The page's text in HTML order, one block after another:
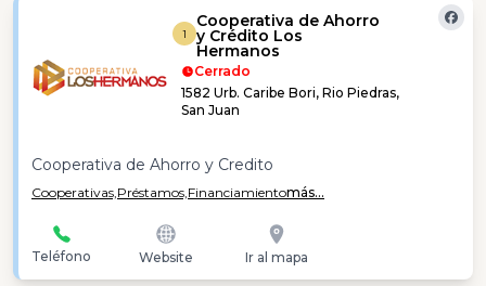
1
Cooperativa de Ahorro
y Crédito Los
Hermanos
Cerrado
1582 Urb. Caribe Bori, Rio Piedras,
San Juan
Cooperativa de Ahorro y Credito
Cooperativas,Préstamos,Financiamientomás...
Teléfono Website Ir al mapa